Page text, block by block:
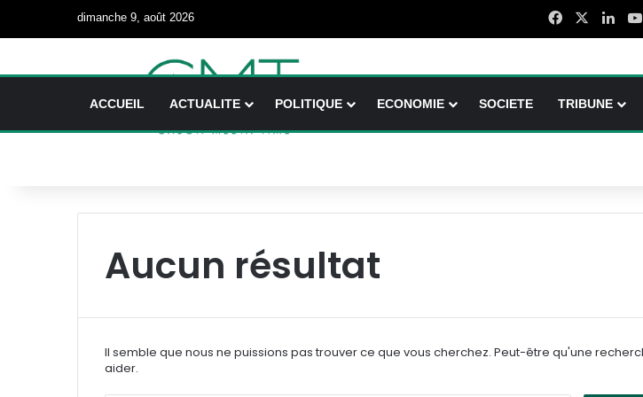
dimanche 9, août 2026 Facebook
ACCUEIL ACTUALITE POLITIQUE ECONOMIE SOCIETE TRIBUNE
Aucun résultat
Il semble que nous ne puissions pas trouver ce que vous cherchez. Peut-être qu'une
aider.